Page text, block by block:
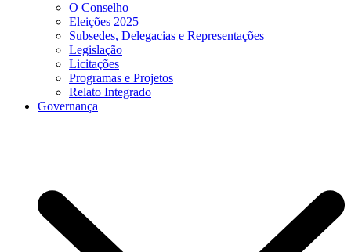
O Conselho
Eleições 2025
Subsedes, Delegacias e Representações
Legislação
Licitações
Programas e Projetos
Relato Integrado
Governança